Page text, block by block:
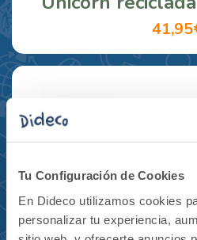
Tu Configuración de Cookies
En Dideco utilizamos cookies
personalizar tu experiencia,